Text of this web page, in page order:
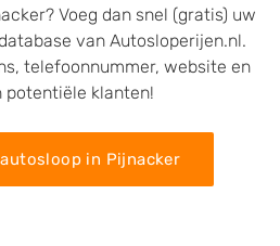
Voeg dan snel (gratis) uw
van Autosloperijen.nl.
telefoonnummer, website en
potentiële klanten!
in Pijnacker